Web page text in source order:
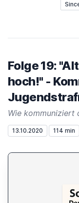
Folge 19:
hoch!" -
13.10.2020 114 min